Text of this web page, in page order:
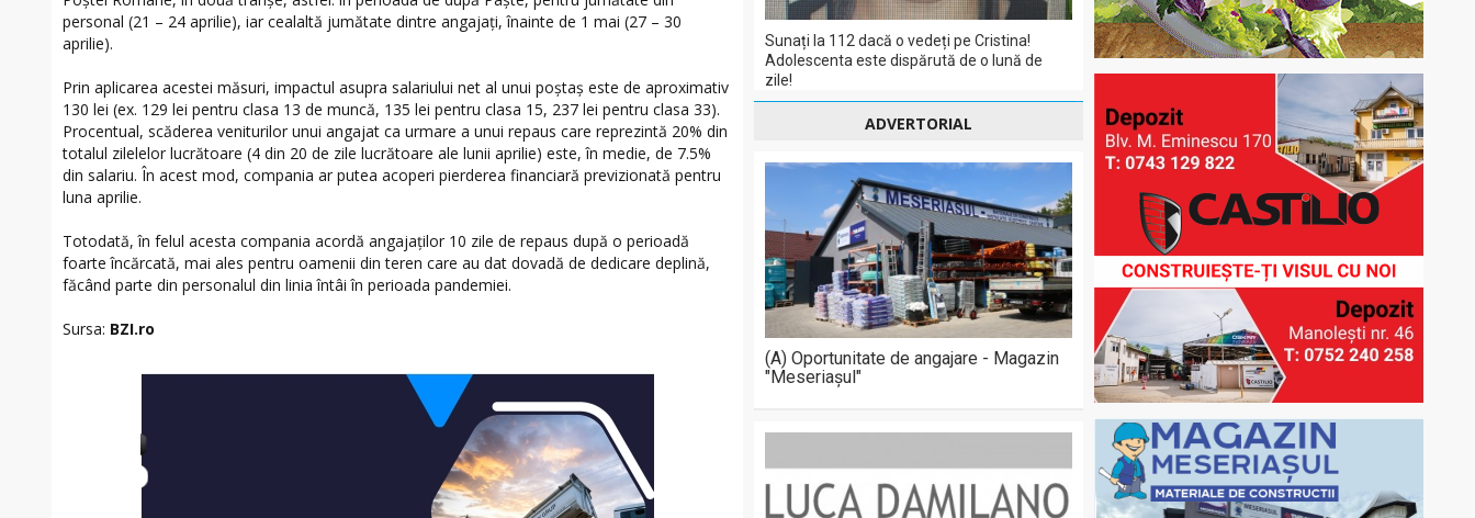
personal (21 – 24 aprilie), iar cealaltă jumătate dintre angajați, înainte de 1 mai (27 – 30
aprilie).
Prin aplicarea acestei măsuri, impactul asupra salariului net al unui poștaș este de aproximativ
130 lei (ex. 129 lei pentru clasa 13 de muncă, 135 lei pentru clasa 15, 237 lei pentru clasa 33).
Procentual, scăderea veniturilor unui angajat ca urmare a unui repaus care reprezintă 20% din
totalul zilelelor lucrătoare (4 din 20 de zile lucrătoare ale lunii aprilie) este, în medie, de 7.5%
din salariu. În acest mod, compania ar putea acoperi pierderea financiară previzionată pentru
luna aprilie.
Totodată, în felul acesta compania acordă angajaților 10 zile de repaus după o perioadă
foarte încărcată, mai ales pentru oamenii din teren care au dat dovadă de dedicare deplină,
făcând parte din personalul din linia întâi în perioada pandemiei.
Sursa: BZI.ro
Sunați la 112 dacă o vedeți pe Cristina!
Adolescenta este dispărută de o lună de
zile!
ADVERTORIAL
(A) Oportunitate de angajare - Magazin
"Meseriașul"